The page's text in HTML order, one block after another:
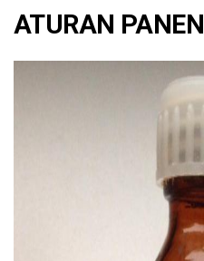
ATURAN PANEN